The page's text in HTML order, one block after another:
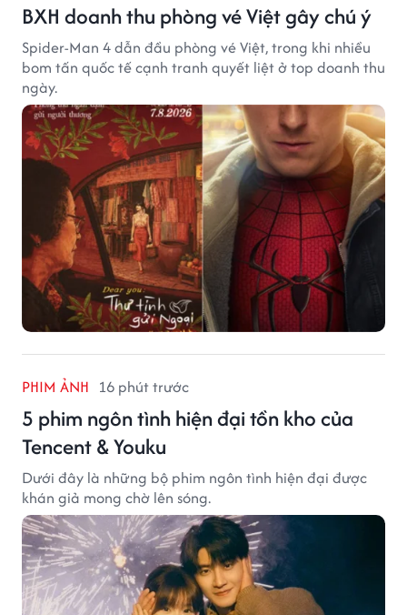
BXH doanh thu phòng vé Việt gây chú ý
Spider-Man 4 dẫn đầu phòng vé Việt, trong khi nhiều
bom tấn quốc tế cạnh tranh quyết liệt ở top doanh thu
ngày.
PHIM ẢNH 16 phút trước
5 phim ngôn tình hiện đại tồn kho của
Tencent & Youku
Dưới đây là những bộ phim ngôn tình hiện đại được
khán giả mong chờ lên sóng.